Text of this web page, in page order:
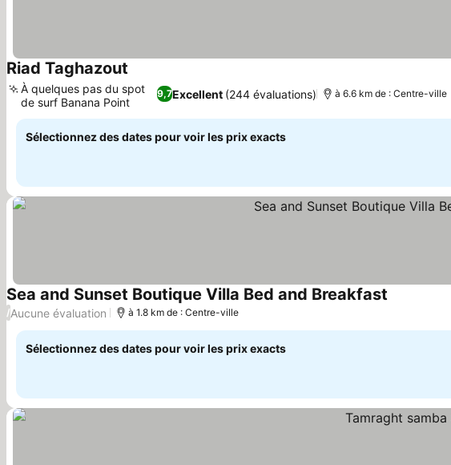
Riad Taghazout
9,7Excellent (244 évaluations)
À quelques pas du spot
de surf Banana Point
à 6.6 km de : Centre-ville
Sélectionnez des dates pour voir les prix exacts
Sea and Sunset Boutique Villa Bed and Breakfast
/Aucune évaluation à 1.8 km de : Centre-ville
Sélectionnez des dates pour voir les prix exacts